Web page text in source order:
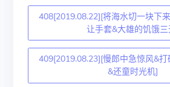
408[2019.08.22][将海水切一块下
让手套&大雄的饥饿三
409[2019.08.23][慢郎中急惊风&
&还童时光机]